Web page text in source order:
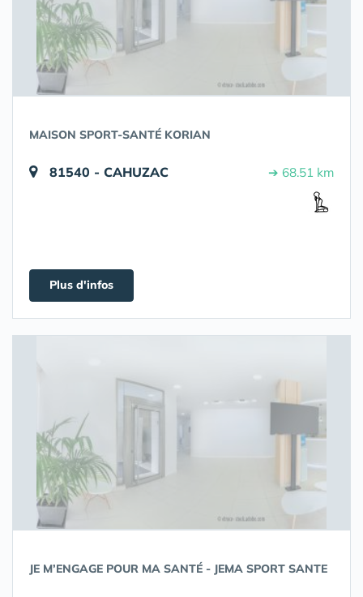
MAISON SPORT-SANTÉ KORIAN
81540 - CAHUZAC ➔ 68.51 km
Plus d'infos
JE M’ENGAGE POUR MA SANTÉ - JEMA SPORT SANTE